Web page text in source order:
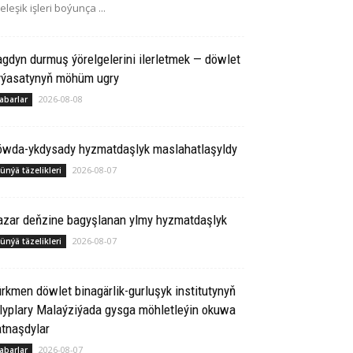
işleri boýunça ...
durmuş ýörelgelerini ilerletmek — döwlet
möhüm ugry
2026-08-08
ykdysady hyzmatdaşlyk maslahatlaşyldy
täzelikleri 2026-08-07
deňzine bagyşlanan ylmy hyzmatdaşlyk
täzelikleri 2026-08-07
döwlet binagärlik-gurluşyk institutynyň
Malaýziýada gysga möhletleýin okuwa
2026-08-07